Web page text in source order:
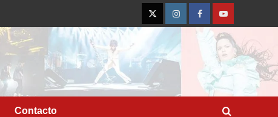
TwitterInstagramFacebookYouTube
Contacto